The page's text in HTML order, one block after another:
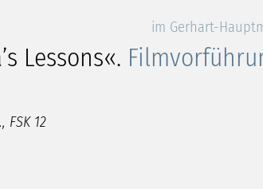
im Gerhart-
Lessons«.
12